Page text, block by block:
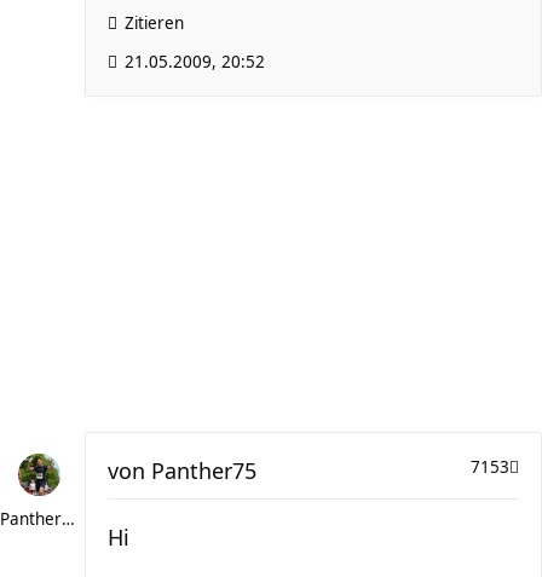
Zitieren
21.05.2009, 20:52
Panther75
7153
von Panther75
Hi